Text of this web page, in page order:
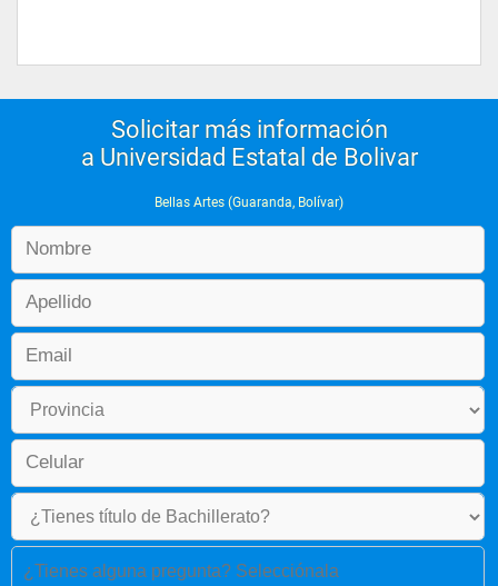
Solicitar más información
a Universidad Estatal de Bolivar
Bellas Artes (Guaranda, Bolívar)
¿Tienes alguna pregunta? Selecciónala